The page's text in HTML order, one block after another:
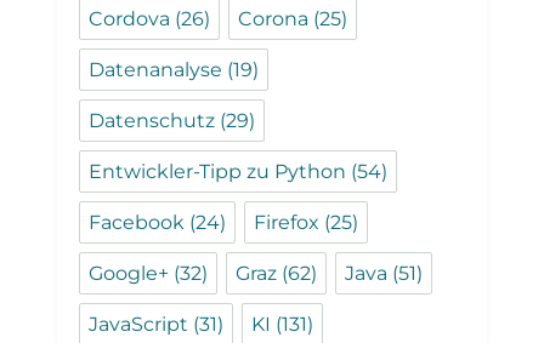
Cordova (26) Corona (25)
Datenanalyse (19)
Datenschutz (29)
Entwickler-Tipp zu Python (54)
Facebook (24) Firefox (25)
Google+ (32) Graz (62) Java (51)
JavaScript (31) KI (131)